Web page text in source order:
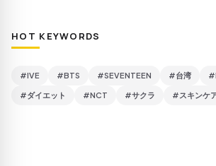
HOT KEYWORDS
#IVE #BTS #SEVENTEEN #台湾
#ダイエット #NCT #サクラ #スキンケ